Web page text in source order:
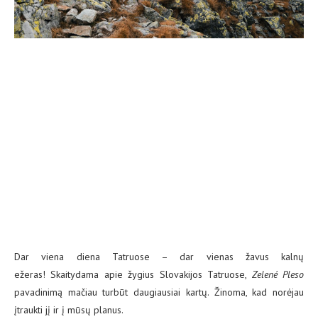
Dar viena diena Tatruose – dar vienas žavus kalnų
ežeras! Skaitydama apie žygius Slovakijos Tatruose, Zelené Pleso
pavadinimą mačiau turbūt daugiausiai kartų. Žinoma, kad norėjau
įtraukti jį ir į mūsų planus.